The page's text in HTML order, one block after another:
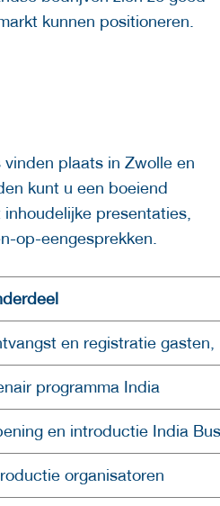
kunnen positioneren.
plaats in Zwolle en
kunt u een boeiend
presentaties,
op-eengesprekken.
en registratie
programma India
en introductie India
organisatoren